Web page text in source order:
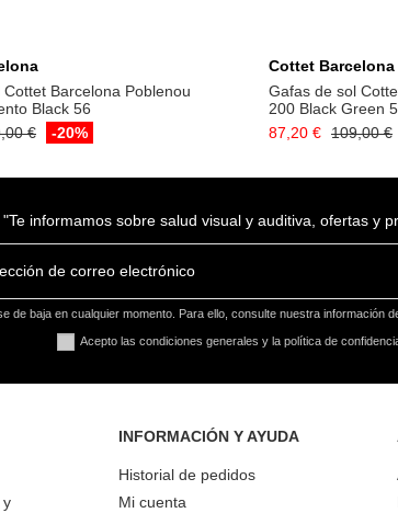
Barcelona Poblenou
Black 56
€ -20%
Cottet Barcelona
Gafas de sol
200 Black Green
87,20 € 109,00 €
"Te informamos sobre salud visual y auditiva, ofertas y
de baja en cualquier momento. Para ello, consulte nuestra información
Acepto las condiciones generales y la política de
y
INFORMACIÓN Y AYUDA
Historial de pedidos
Mi cuenta